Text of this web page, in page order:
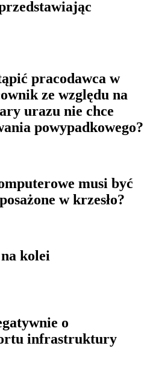
pracodawca w
ze względu na
urazu nie chce
powypadkowego?
musi być
w krzesło?
kolei
o
infrastruktury